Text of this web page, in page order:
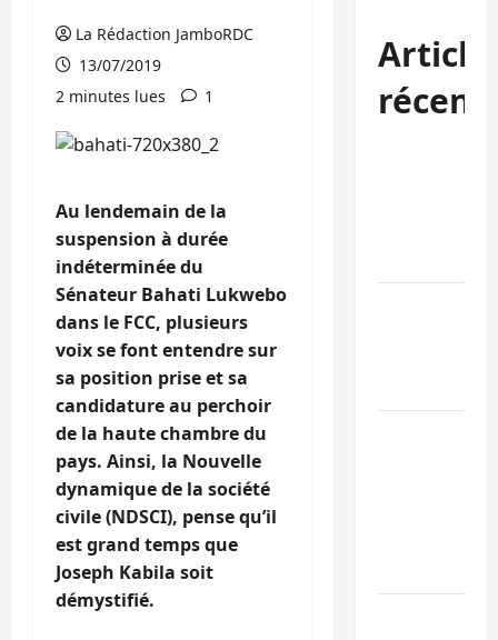
La Rédaction JamboRDC
13/07/2019
2 minutes lues
1
Au lendemain de la
suspension à durée
indéterminée du
Sénateur Bahati Lukwebo
dans le FCC, plusieurs
voix se font entendre sur
sa position prise et sa
candidature au perchoir
de la haute chambre du
pays. Ainsi, la Nouvelle
dynamique de la société
civile (NDSCI), pense qu’il
est grand temps que
Joseph Kabila soit
démystifié.